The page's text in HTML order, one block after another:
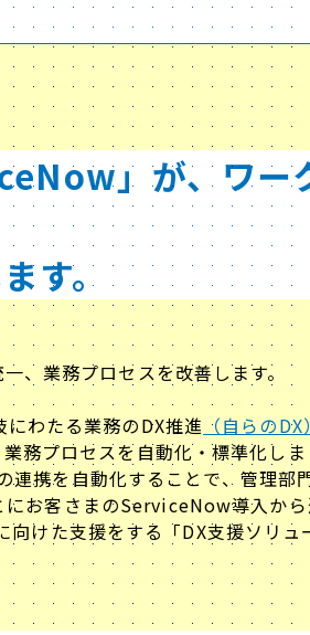
」が、ワー
す。
業務プロセスを改善します。
わたる業務のDX推進 （自らのDX
プロセスを自動化・標準化しま
携を自動化することで、管理部
お客さまのServiceNow導入か
けた支援をする「DX支援ソリュ